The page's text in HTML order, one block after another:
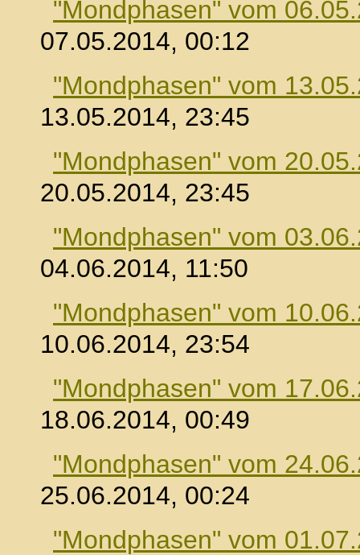
"Mondphasen" vom
07.05.2014, 00:12
"Mondphasen" vom
13.05.2014, 23:45
"Mondphasen" vom
20.05.2014, 23:45
"Mondphasen" vom
04.06.2014, 11:50
"Mondphasen" vom
10.06.2014, 23:54
"Mondphasen" vom
18.06.2014, 00:49
"Mondphasen" vom
25.06.2014, 00:24
"Mondphasen" vom